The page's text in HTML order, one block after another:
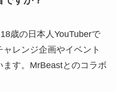
歳の日本人YouTuberで
レンジ企画やイベント
す。MrBeastとのコラボ